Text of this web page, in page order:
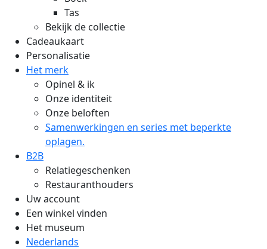
Tas
Bekijk de collectie
Cadeaukaart
Personalisatie
Het merk
Opinel & ik
Onze identiteit
Onze beloften
Samenwerkingen en series met beperkte
oplagen.
B2B
Relatiegeschenken
Restauranthouders
Uw account
Een winkel vinden
Het museum
Nederlands